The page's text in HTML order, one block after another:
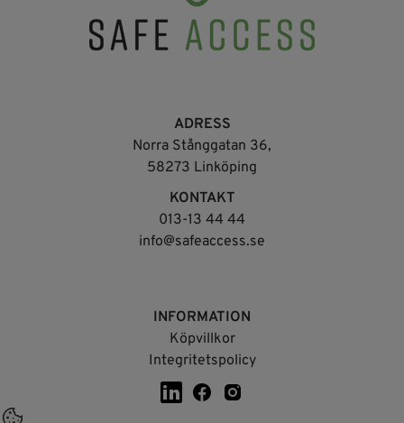
ADRESS
Norra Stånggatan 36,
58273 Linköping
KONTAKT
013-13 44 44
info@safeaccess.se
INFORMATION
Köpvillkor
Integritetspolicy